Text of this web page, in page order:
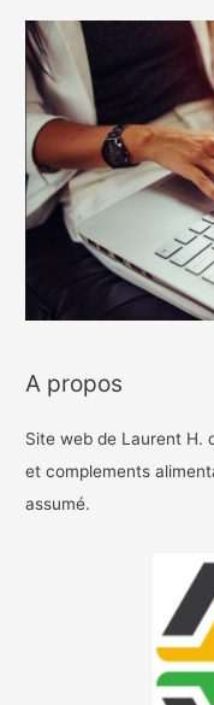
A propos
Site web de Laurent H.
et complements
assumé.